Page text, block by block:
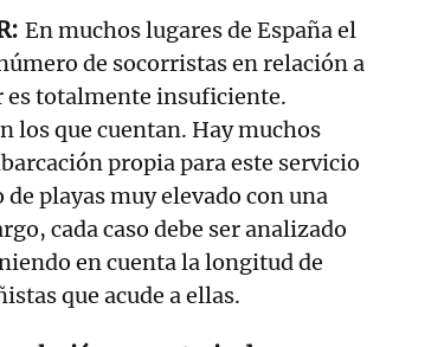
En muchos lugares de España el
de socorristas en relación a
es totalmente insuficiente.
los que cuentan. Hay muchos
propia para este servicio
playas muy elevado con una
cada caso debe ser analizado
en cuenta la longitud de
que acude a ellas.